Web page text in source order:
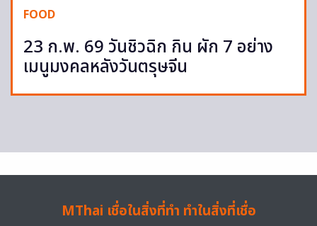
FOOD
23 ก.พ. 69 วันชิวฉิก กิน ผัก 7 อย่าง
เมนูมงคลหลังวันตรุษจีน
MThai เชื่อในสิ่งที่ทำ ทำในสิ่งที่เชื่อ